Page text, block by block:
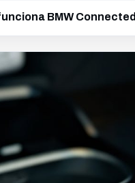
BMW Connected